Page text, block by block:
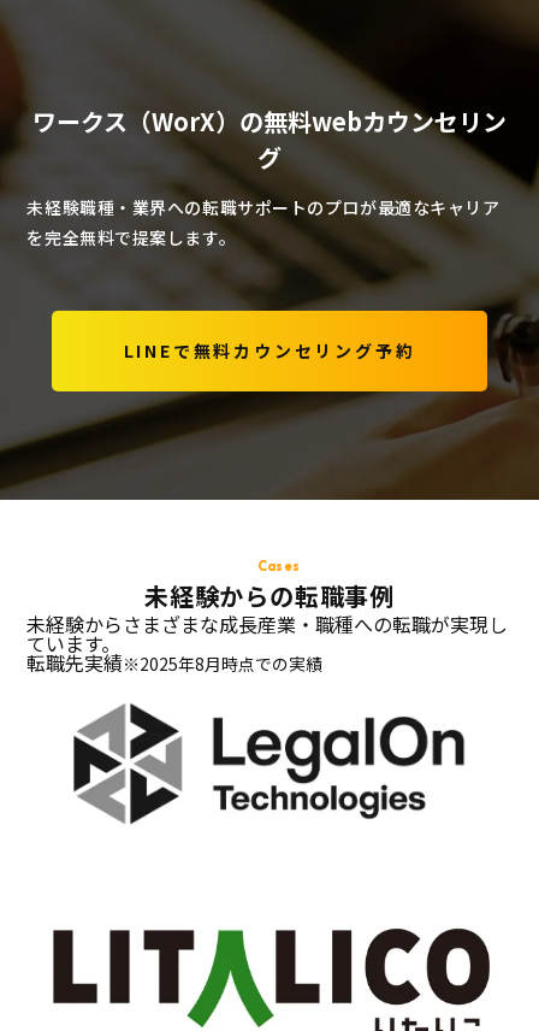
ワークス（WorX）の無料webカウンセリン
グ
未経験職種・業界への転職サポートのプロが最適なキャリア
を完全無料で提案します。
LINEで無料カウンセリング予約
Cases
未経験からの転職事例
未経験からさまざまな成長産業・職種への転職が実現し
ています。
転職先実績※2025年8月時点での実績